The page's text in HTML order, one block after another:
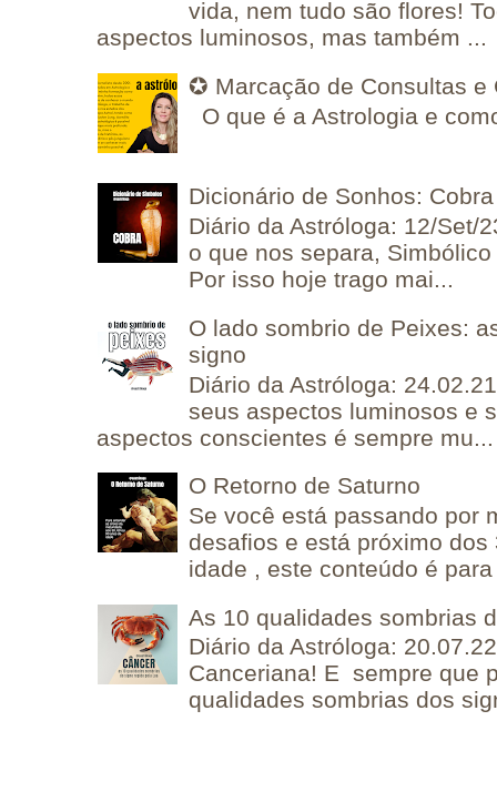
vida, nem tudo são flores!
aspectos luminosos, mas também ...
✪ Marcação de Consultas e
O que é a Astrologia e
Dicionário de Sonhos: Cobra
Diário da Astróloga: 12/Set/
o que nos separa,
Por isso hoje trago mai...
O lado sombrio de Peixes:
signo
Diário da Astróloga:
seus aspectos luminosos e
aspectos conscientes é sempre mu...
O Retorno de Saturno
Se você está passando por
desafios e está próximo
idade , este conteúdo é
As 10 qualidades sombrias
Diário da Astróloga:
Canceriana! E sempre que
qualidades sombrias dos